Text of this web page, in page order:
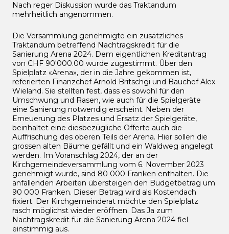
Nach reger Diskussion wurde das Traktandum
mehrheitlich angenommen.
Die Versammlung genehmigte ein zusätzliches
Traktandum betreffend Nachtragskredit für die
Sanierung Arena 2024. Dem eigentlichen Kreditantrag
von CHF 90'000.00 wurde zugestimmt. Über den
Spielplatz «Arena», der in die Jahre gekommen ist,
referierten Finanzchef Arnold Britschgi und Bauchef Alex
Wieland. Sie stellten fest, dass es sowohl für den
Umschwung und Rasen, wie auch für die Spielgeräte
eine Sanierung notwendig erscheint. Neben der
Erneuerung des Platzes und Ersatz der Spielgeräte,
beinhaltet eine diesbezügliche Offerte auch die
Auffrischung des oberen Teils der Arena. Hier sollen die
grossen alten Bäume gefällt und ein Waldweg angelegt
werden. Im Voranschlag 2024, der an der
Kirchgemeindeversammlung vom 6. November 2023
genehmigt wurde, sind 80 000 Franken enthalten. Die
anfallenden Arbeiten übersteigen den Budgetbetrag um
90 000 Franken. Dieser Betrag wird als Kostendach
fixiert. Der Kirchgemeinderat möchte den Spielplatz
rasch möglichst wieder eröffnen. Das Ja zum
Nachtragskredit für die Sanierung Arena 2024 fiel
einstimmig aus.